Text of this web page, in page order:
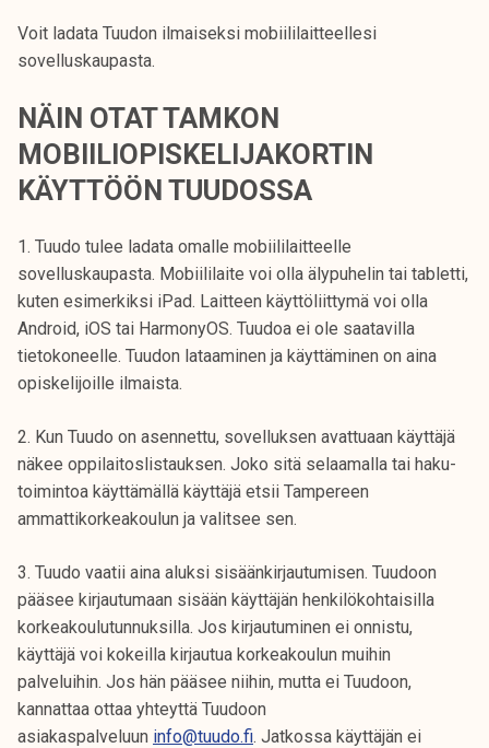
k
e
i
a
k
u
t
a
Voit ladata Tuudon ilmaiseksi mobiililaitteellesi
sovelluskaupasta.
NÄIN OTAT TAMKON
MOBIILIOPISKELIJAKORTIN
KÄYTTÖÖN TUUDOSSA
1. Tuudo tulee ladata omalle mobiililaitteelle
sovelluskaupasta. Mobiililaite voi olla älypuhelin tai tabletti,
kuten esimerkiksi iPad. Laitteen käyttöliittymä voi olla
Android, iOS tai HarmonyOS. Tuudoa ei ole saatavilla
tietokoneelle. Tuudon lataaminen ja käyttäminen on aina
opiskelijoille ilmaista.
2. Kun Tuudo on asennettu, sovelluksen avattuaan käyttäjä
näkee oppilaitoslistauksen. Joko sitä selaamalla tai haku-
toimintoa käyttämällä käyttäjä etsii Tampereen
ammattikorkeakoulun ja valitsee sen.
3. Tuudo vaatii aina aluksi sisäänkirjautumisen. Tuudoon
pääsee kirjautumaan sisään käyttäjän henkilökohtaisilla
korkeakoulutunnuksilla. Jos kirjautuminen ei onnistu,
käyttäjä voi kokeilla kirjautua korkeakoulun muihin
palveluihin. Jos hän pääsee niihin, mutta ei Tuudoon,
kannattaa ottaa yhteyttä Tuudoon
asiakaspalveluun info@tuudo.fi. Jatkossa käyttäjän ei